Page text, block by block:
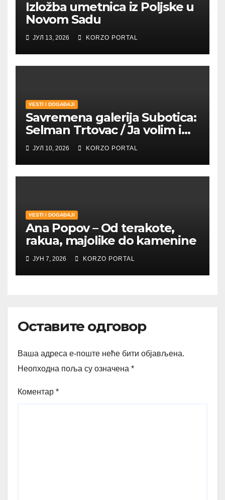
Izložba umetnica iz Poljske u
Novom Sadu
ЈУЛ 13, 2026 KORZO PORTAL
VESTI I DOGAĐAJI
Savremena galerija Subotica:
Selman Trtovac / Ja volim i
umetnost drugih
ЈУЛ 10, 2026 KORZO PORTAL
VESTI I DOGAĐAJI
Ana Popov – Od terakote,
rakua, majolike do kamenine
ЈУН 7, 2026 KORZO PORTAL
Оставите одговор
Ваша адреса е-поште неће бити објављена.
Неопходна поља су означена *
Коментар *